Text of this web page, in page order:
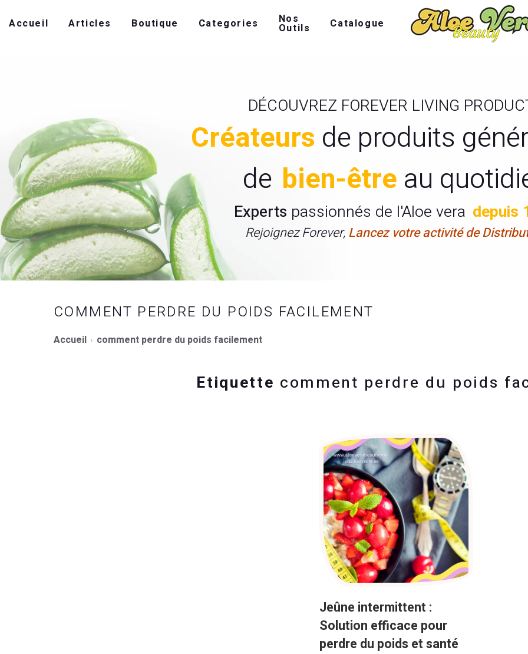
Accueil Articles Boutique Categories Nos
Outils Catalogue
DÉCOUVREZ FOREVER LIVING
Créateurs de produits
de bien-être au
Experts passionnés de l'Aloe vera depuis
Rejoignez Forever,Lancez votre activité de
COMMENT PERDRE DU POIDS FACILEMENT
Accueil comment perdre du poids facilement
Etiquette comment perdre du poids
Jeûne intermittent :
Solution efficace pour
perdre du poids et santé